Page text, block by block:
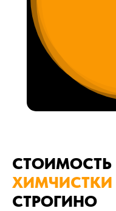
СТОИМОСТЬ
ХИМЧИСТКИ
СТРОГИНО